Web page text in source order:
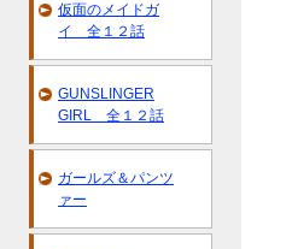
仮面のメイドガ
イ 全１２話
GUNSLINGER
GIRL 全１２話
ガールズ＆パンツ
ァー